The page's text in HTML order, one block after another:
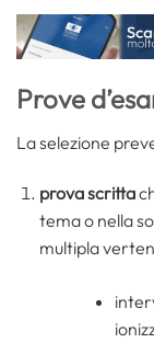
Prove
La selezione
prova scritta
tema o nella
multipla